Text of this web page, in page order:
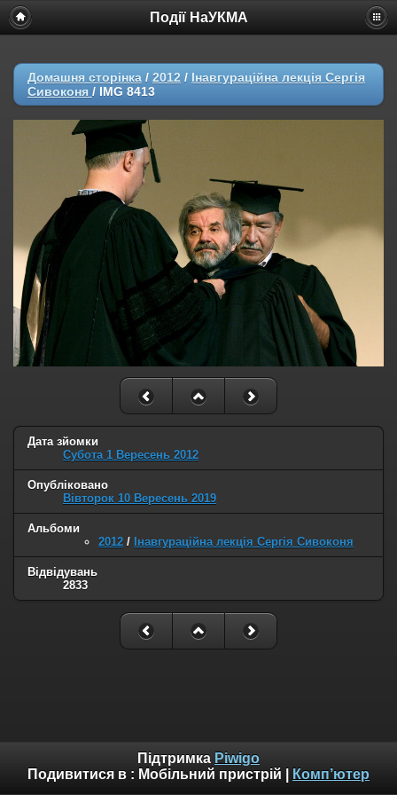
Події НаУКМА
Домашня сторінка / 2012 / Інавгураційна лекція Сергія
Сивоконя / IMG 8413
Дата зйомки
Субота 1 Вересень 2012
Опубліковано
Вівторок 10 Вересень 2019
Альбоми
2012 / Інавгураційна лекція Сергія Сивоконя
Відвідувань
2833
Підтримка Piwigo
Подивитися в : Мобільний пристрій Комп’ютер